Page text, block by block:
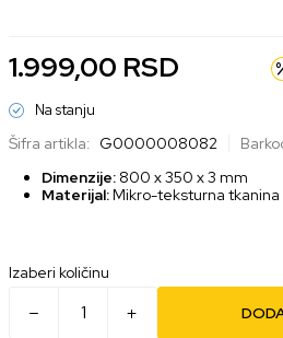
1.999,00 RSD
Na stanju
Šifra artikla: G0000008082
Dimenzije: 800 x 350 x 3 mm
Materijal:Mikro-teksturna
Izaberi količinu